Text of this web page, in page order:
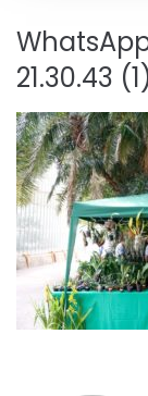
21.30.43